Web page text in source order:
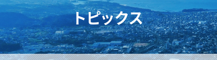
トピックス